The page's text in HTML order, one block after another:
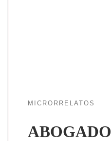
MICRORRELATOS
ABOGADO